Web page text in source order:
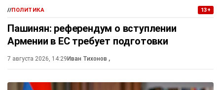
//ПОЛИТИКА 13+
Пашинян: референдум о вступлении
Армении в ЕС требует подготовки
7 августа 2026, 14:29Иван Тихонов ,